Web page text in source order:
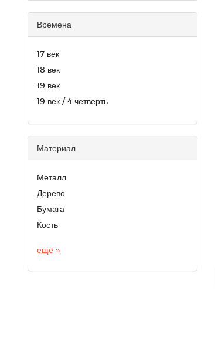
Времена
17 век
18 век
19 век
19 век / 4 четверть
Материал
Металл
Дерево
Бумага
Кость
ещё »